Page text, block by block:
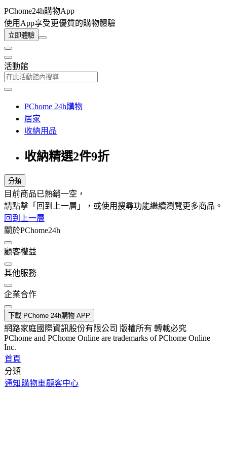
PChome24h購物App
使用App享受更優質的購物體驗
立即體驗
活動館
PChome 24h購物
居家
收納用品
收納精選2件9折
分類
目前商品已熱銷一空，
請點擊「回到上一層」，或使用搜尋功能繼續瀏覽更多商品。
回到上一層
關於PChome24h
顧客權益
其他服務
企業合作
下載 PChome 24h購物 APP
網路家庭國際資訊股份有限公司 版權所有 轉載必究
PChome and PChome Online are trademarks of PChome Online
Inc.
首頁
分類
通知 購物車顧客中心